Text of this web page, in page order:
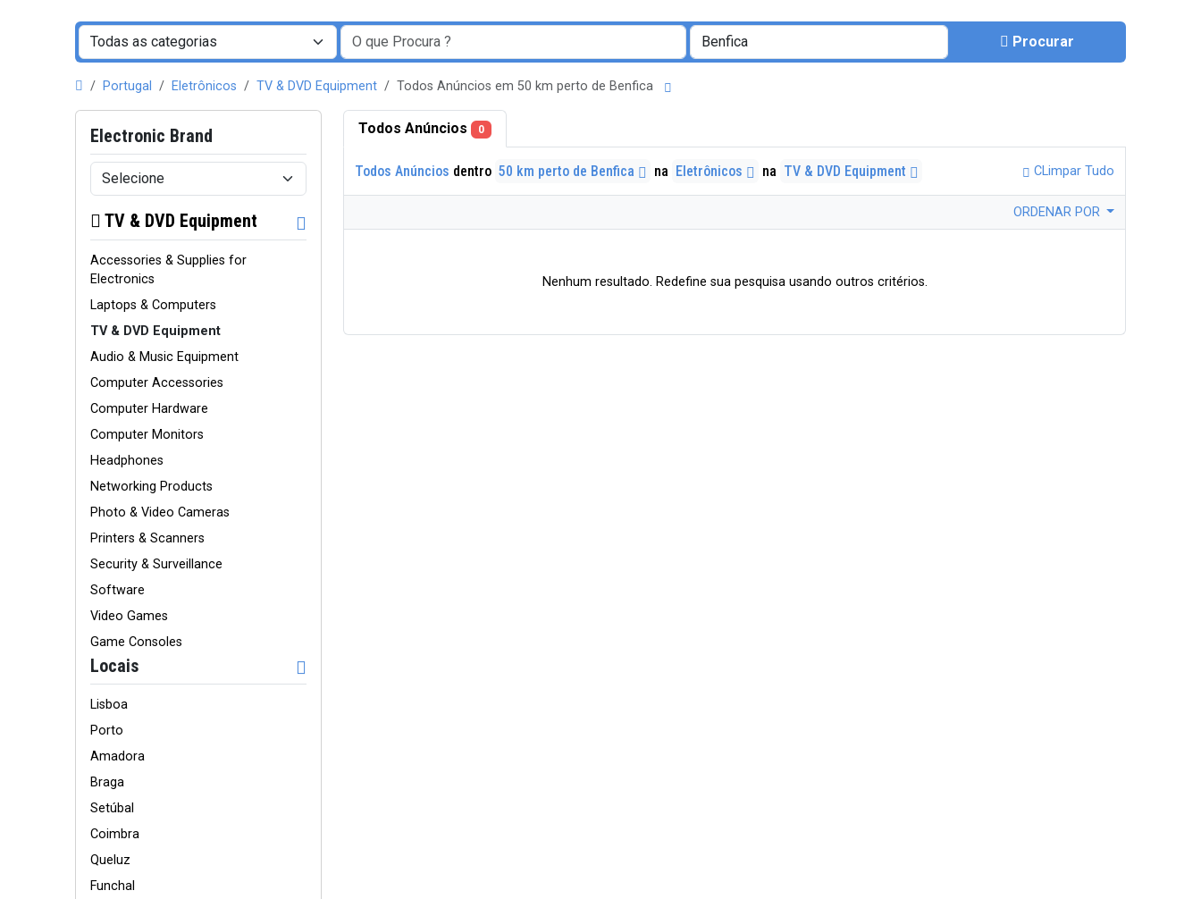
Procurar
Portugal Eletrônicos TV & DVD Equipment Todos Anúncios em 50 km perto de Benfica
Electronic Brand
TV & DVD Equipment
Accessories & Supplies for
Electronics
Laptops & Computers
TV & DVD Equipment
Audio & Music Equipment
Computer Accessories
Computer Hardware
Computer Monitors
Headphones
Networking Products
Photo & Video Cameras
Printers & Scanners
Security & Surveillance
Software
Video Games
Game Consoles
Locais
Lisboa
Porto
Amadora
Braga
Setúbal
Coimbra
Queluz
Funchal
Todos Anúncios 0
Todos Anúncios dentro 50 km perto de Benfica na Eletrônicos na TV & DVD Equipment CLimpar Tudo
ORDENAR POR
Nenhum resultado. Redefine sua pesquisa usando outros critérios.